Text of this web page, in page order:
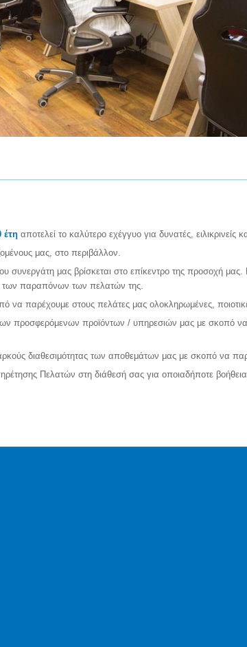
έτη αποτελεί το καλύτερο εχέγγυο για δυνατές, ειλικρινείς
μας, στο περιβάλλον.
συνεργάτη μας βρίσκεται στο επίκεντρο της προσοχή μας.
των παραπόνων των πελατών της.
να παρέχουμε στους πελάτες μας ολοκληρωμένες,
προσφερόμενων προϊόντων / υπηρεσιών μας με σκοπό
διαθεσιμότητας των αποθεμάτων μας με σκοπό να
Πελατών στη διάθεσή σας για οποιαδήποτε βοήθεια